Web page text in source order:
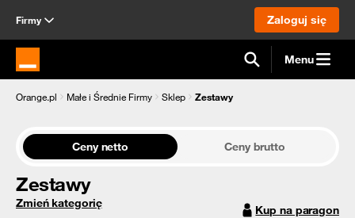
Firmy Zaloguj się
Strona główna Orange.pl Menu
Orange.pl Małe i Średnie Firmy Sklep Zestawy
Ceny netto Ceny brutto
Zestawy
Zmień kategorię Kup na paragon